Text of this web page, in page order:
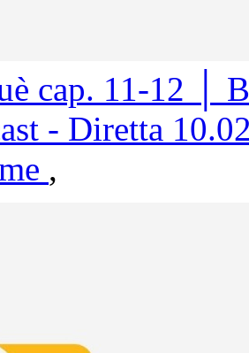
cap. 11-12 │
- Diretta
,